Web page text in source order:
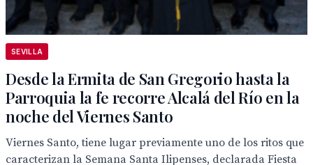
SEVILLA
Desde la Ermita de San Gregorio hasta la
Parroquia la fe recorre Alcalá del Río en la
noche del Viernes Santo
Viernes Santo, tiene lugar previamente uno de los ritos que
caracterizan la Semana Santa Ilipenses, declarada Fiesta